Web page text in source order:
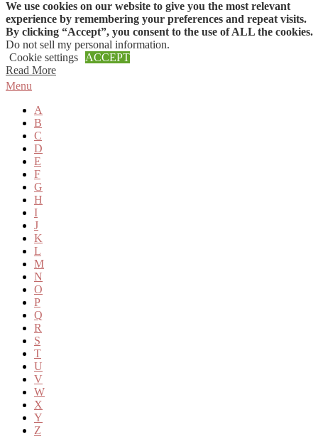
Skip to content
Menu
A
B
C
D
E
F
G
H
I
J
K
L
M
N
O
P
Q
R
S
T
U
V
W
X
Y
Z
We use cookies on our website to give you the most relevant
experience by remembering your preferences and repeat visits.
By clicking “Accept”, you consent to the use of ALL the cookies.
Do not sell my personal information.
Cookie settings
ACCEPT
Read More